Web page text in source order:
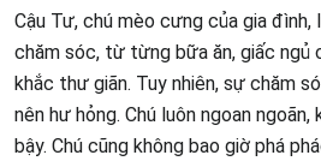
Cậu Tư, chú mèo cưng của gia
chăm sóc, từ từng bữa ăn, giấc ngủ
khắc thư giãn. Tuy nhiên, sự chăm
nên hư hỏng. Chú luôn ngoan ngoãn,
bậy. Chú cũng không bao giờ phá